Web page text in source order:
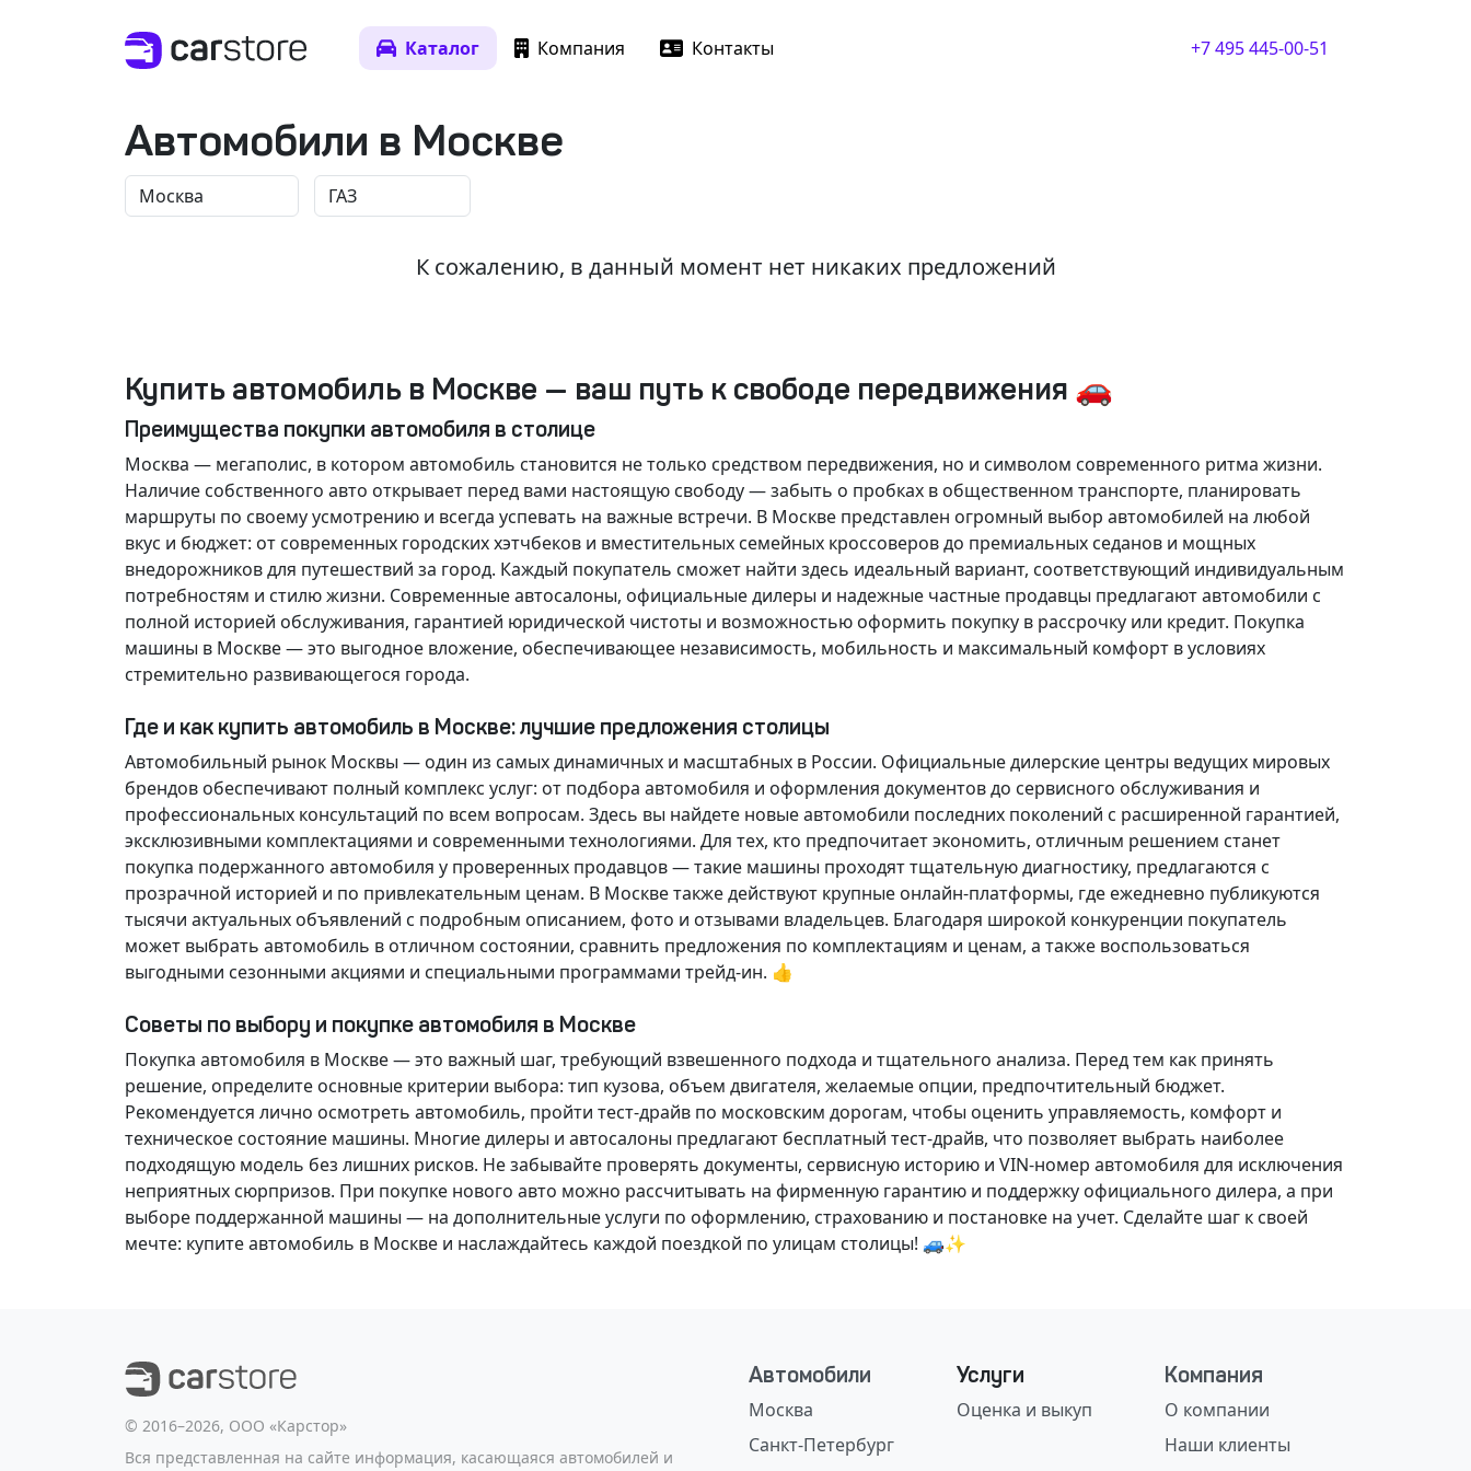
Каталог Компания Контакты +7 495 445-00-51
Автомобили в Москве
К сожалению, в данный момент нет никаких предложений
Купить автомобиль в Москве — ваш путь к свободе передвижения 🚗
Преимущества покупки автомобиля в столице
Москва — мегаполис, в котором автомобиль становится не только средством передвижения, но и символом современного ритма жизни.
Наличие собственного авто открывает перед вами настоящую свободу — забыть о пробках в общественном транспорте, планировать
маршруты по своему усмотрению и всегда успевать на важные встречи. В Москве представлен огромный выбор автомобилей на любой
вкус и бюджет: от современных городских хэтчбеков и вместительных семейных кроссоверов до премиальных седанов и мощных
внедорожников для путешествий за город. Каждый покупатель сможет найти здесь идеальный вариант, соответствующий индивидуальным
потребностям и стилю жизни. Современные автосалоны, официальные дилеры и надежные частные продавцы предлагают автомобили с
полной историей обслуживания, гарантией юридической чистоты и возможностью оформить покупку в рассрочку или кредит. Покупка
машины в Москве — это выгодное вложение, обеспечивающее независимость, мобильность и максимальный комфорт в условиях
стремительно развивающегося города.
Где и как купить автомобиль в Москве: лучшие предложения столицы
Автомобильный рынок Москвы — один из самых динамичных и масштабных в России. Официальные дилерские центры ведущих мировых
брендов обеспечивают полный комплекс услуг: от подбора автомобиля и оформления документов до сервисного обслуживания и
профессиональных консультаций по всем вопросам. Здесь вы найдете новые автомобили последних поколений с расширенной гарантией,
эксклюзивными комплектациями и современными технологиями. Для тех, кто предпочитает экономить, отличным решением станет
покупка подержанного автомобиля у проверенных продавцов — такие машины проходят тщательную диагностику, предлагаются с
прозрачной историей и по привлекательным ценам. В Москве также действуют крупные онлайн-платформы, где ежедневно публикуются
тысячи актуальных объявлений с подробным описанием, фото и отзывами владельцев. Благодаря широкой конкуренции покупатель
может выбрать автомобиль в отличном состоянии, сравнить предложения по комплектациям и ценам, а также воспользоваться
выгодными сезонными акциями и специальными программами трейд-ин. 👍
Советы по выбору и покупке автомобиля в Москве
Покупка автомобиля в Москве — это важный шаг, требующий взвешенного подхода и тщательного анализа. Перед тем как принять
решение, определите основные критерии выбора: тип кузова, объем двигателя, желаемые опции, предпочтительный бюджет.
Рекомендуется лично осмотреть автомобиль, пройти тест-драйв по московским дорогам, чтобы оценить управляемость, комфорт и
техническое состояние машины. Многие дилеры и автосалоны предлагают бесплатный тест-драйв, что позволяет выбрать наиболее
подходящую модель без лишних рисков. Не забывайте проверять документы, сервисную историю и VIN-номер автомобиля для исключения
неприятных сюрпризов. При покупке нового авто можно рассчитывать на фирменную гарантию и поддержку официального дилера, а при
выборе поддержанной машины — на дополнительные услуги по оформлению, страхованию и постановке на учет. Сделайте шаг к своей
мечте: купите автомобиль в Москве и наслаждайтесь каждой поездкой по улицам столицы! 🚙✨
©️ 2016–2026, ООО «Карстор»
Вся представленная на сайте информация, касающаяся автомобилей и
Автомобили
Москва
Санкт-Петербург
Услуги
Оценка и выкуп
Компания
О компании
Наши клиенты